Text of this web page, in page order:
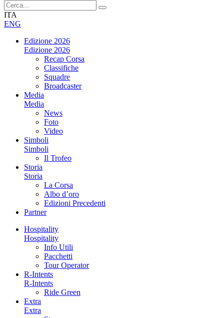
ITA
ENG
Edizione 2026
Edizione 2026
Recap Corsa
Classifiche
Squadre
Broadcaster
Media
Media
News
Foto
Video
Simboli
Simboli
Il Trofeo
Storia
Storia
La Corsa
Albo d’oro
Edizioni Precedenti
Partner
Hospitality
Hospitality
Info Utili
Pacchetti
Tour Operator
R-Intents
R-Intents
Ride Green
Extra
Extra